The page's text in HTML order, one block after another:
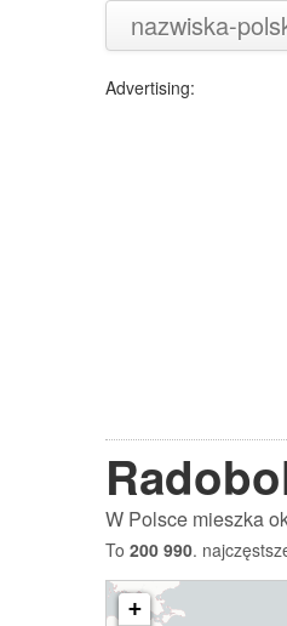
nazwiska-
Advertising:
W Polsce mieszka
To 200 990.
+